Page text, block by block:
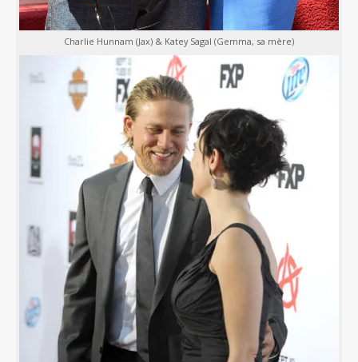
Charlie Hunnam (Jax) & Katey Sagal (Gemma, sa mère)